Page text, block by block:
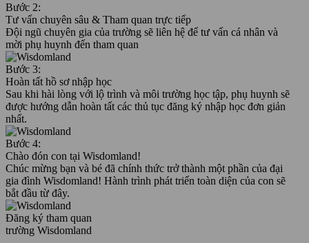
Bước 2:
Tư vấn chuyên sâu & Tham quan trực tiếp
Đội ngũ chuyên gia của trường sẽ liên hệ để tư vấn cá nhân và
mời phụ huynh đến tham quan
Bước 3:
Hoàn tất hồ sơ nhập học
Sau khi hài lòng với lộ trình và môi trường học tập, phụ huynh sẽ
được hướng dẫn hoàn tất các thủ tục đăng ký nhập học đơn giản
nhất.
Bước 4:
Chào đón con tại Wisdomland!
Chúc mừng bạn và bé đã chính thức trở thành một phần của đại
gia đình Wisdomland! Hành trình phát triển toàn diện của con sẽ
bắt đầu từ đây.
Đăng ký tham quan
trường Wisdomland